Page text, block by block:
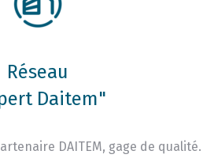
Réseau
Daitem"
DAITEM, gage de qualité.